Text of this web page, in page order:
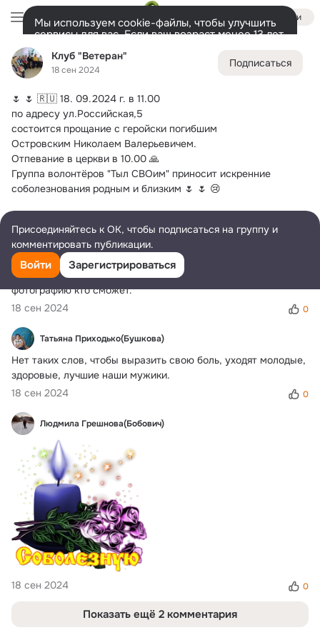
Клуб "Ветеран"
18 сен 2024
Подписаться
🌷 🌷 🇷🇺 18. 09.2024 г. в 11.00
по адресу ул.Российская,5
состоится прощание с геройски погибшим
Островским Николаем Валерьевичем.
Отпевание в церкви в 10.00 🙏
Группа волонтёров "Тыл СВОим" приносит искренние
соболезнования родным и близким 🌷 🌷 😢
Комментарии5
Татьяна Приходько(Бушкова)
Очень жаль, соболезнование родным. Выложите
фотографию кто сможет.
18 сен 2024
0
Татьяна Приходько(Бушкова)
Нет таких слов, чтобы выразить свою боль, уходят молодые,
здоровые, лучшие наши мужики.
18 сен 2024
0
Людмила Грешнова(Бобович)
18 сен 2024 0
Показать ещё 2 комментария
Войти
Мы используем cookie-файлы, чтобы улучшить
сервисы для вас. Если ваш возраст менее 13 лет,
настроить cookie-файлы должен ваш законный
представитель.Больше информации
Разрешить все
Клуб "Ветеран"
Лента
Дополнительная
колонка
Всё661 Обсуждаемые
Присоединяйтесь к ОК, чтобы подписаться на группу и
комментировать публикации.
Войти Зарегистрироваться